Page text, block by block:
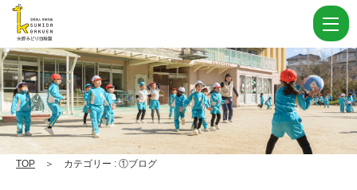
テ
ゴ
リ
ー
①
TOP ＞ カテゴリー : ①ブログ